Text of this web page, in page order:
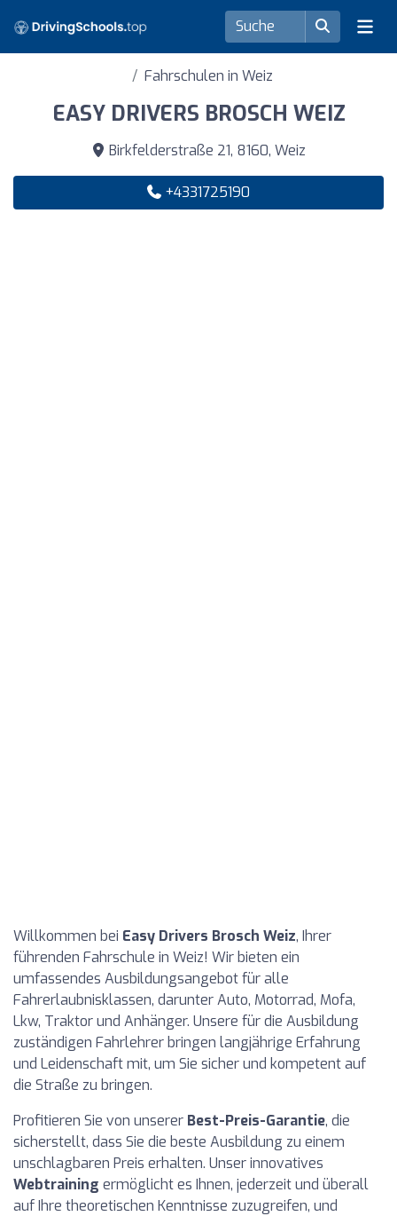
Fahrschulen in Weiz
EASY DRIVERS BROSCH WEIZ
Birkfelderstraße 21, 8160, Weiz
+4331725190
Willkommen bei Easy Drivers Brosch Weiz, Ihrer
führenden Fahrschule in Weiz! Wir bieten ein
umfassendes Ausbildungsangebot für alle
Fahrerlaubnisklassen, darunter Auto, Motorrad, Mofa,
Lkw, Traktor und Anhänger. Unsere für die Ausbildung
zuständigen Fahrlehrer bringen langjährige Erfahrung
und Leidenschaft mit, um Sie sicher und kompetent auf
die Straße zu bringen.
Profitieren Sie von unserer Best-Preis-Garantie, die
sicherstellt, dass Sie die beste Ausbildung zu einem
unschlagbaren Preis erhalten. Unser innovatives
Webtraining ermöglicht es Ihnen, jederzeit und überall
auf Ihre theoretischen Kenntnisse zuzugreifen, und